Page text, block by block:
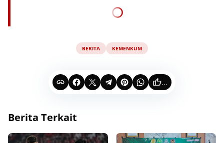
BERITA KEMENKUM
...
Berita Terkait